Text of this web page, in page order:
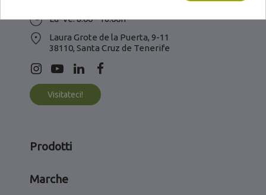
Lu-Ve: 8:00 - 16:00h
Laura Grote de la Puerta, 9-11
38110, Santa Cruz de Tenerife
Visitateci!
Prodotti
Marche